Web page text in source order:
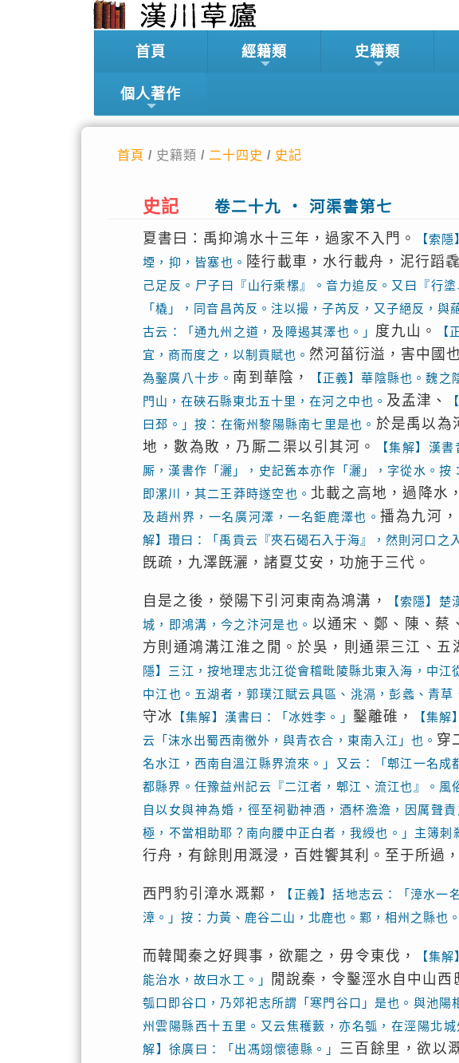
首頁 經籍類 史籍類
個人著作
首頁 / 史籍類 / 二十四史 / 史記
史記 卷二十九 ‧ 河渠書第七
夏書曰：禹抑鴻水十三年，過家不入門。
【索
堙，抑，皆塞也。 陸行載車，水行載舟，泥行蹈
己足反。尸子曰『山行乘樏』。音力追反。又曰『行
「橇」，同音昌芮反。注以撮，子芮反，又子絕反，與
古云：「通九州之道，及障遏其澤也。」 度九山。
【
宜，商而度之，以制貢賦也。 然河菑衍溢，害中國
為鑿廣八十步。 南到華陰， 【正義】華陰縣也。魏
門山，在硤石縣東北五十里，在河之中也。 及孟津、
曰邳。」按：在衞州黎陽縣南七里是也。 於是禹以為
地，數為敗，乃厮二渠以引其河。
【集解】漢
厮，漢書作「灑」，史記舊本亦作「灑」，字從水。
即漯川，其二王莽時遂空也。 北載之高地，過降水，
及趙州界，一名廣河澤，一名鉅鹿澤也。播為九河，
解】瓚曰：「禹貢云『夾石碣石入于海』，然則河口之
旣疏，九澤旣灑，諸夏艾安，功施于三代。
自是之後，滎陽下引河東南為鴻溝，
【索隱】
城，即鴻溝，今之汴河是也。 以通宋、鄭、陳、蔡
方則通鴻溝江淮之閒。於吳，則通渠三江、五
隱】三江，按地理志北江從會稽毗陵縣北東入海，中
中江也。五湖者，郭璞江賦云具區、洮滆，彭蠡、青
守冰
【集解】漢書曰：「冰姓李。」 鑿離碓， 【集
云「沫水出蜀西南徼外，與青衣合，東南入江」也。 穿
名水江，西南自溫江縣界流來。」又云：「郫江一名
都縣界。任豫益州記云『二江者，郫江、流江也』。
自以女與神為婚，徑至祠勸神酒，酒杯澹澹，因厲聲
極，不當相助耶？南向腰中正白者，我綬也。」主簿
行舟，有餘則用溉浸，百姓饗其利。至于所過
西門豹引漳水溉鄴，
【正義】括地志云：「漳水
漳。」按：力黃、鹿谷二山，北鹿也。鄴，相州之縣也
而韓聞秦之好興事，欲罷之，毋令東伐， 【集
能治水，故曰水工。」
閒說秦，令鑿涇水自中山西
瓠口即谷口，乃郊祀志所謂「寒門谷口」是也。與池
州雲陽縣西十五里。又云焦穫藪，亦名瓠，在涇陽北
解】徐廣曰：「出馮翊懷德縣。」 三百餘里，欲以